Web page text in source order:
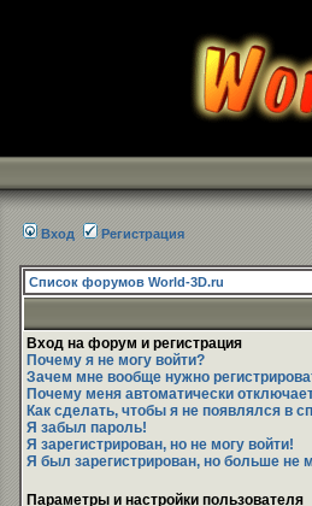
Вход Регистрация
Список форумов World-3D.ru
Вход на форум и регистрация
Почему я не могу войти?
Зачем мне вообще нужно
Почему меня автоматически
Как сделать, чтобы я не появлялся в
Я забыл пароль!
Я зарегистрирован, но не могу войти!
Я был зарегистрирован, но больше не
Параметры и настройки пользователя